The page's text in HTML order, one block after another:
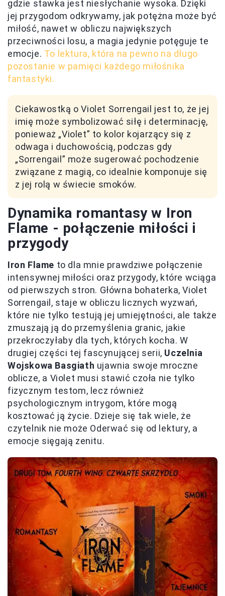
gdzie stawka jest niesłychanie wysoka. Dzięki
jej przygodom odkrywamy, jak potężna może być
miłość, nawet w obliczu największych
przeciwności losu, a magia jedynie potęguje te
emocje. To lektura, która na pewno na długo
pozostanie w pamięci każdego miłośnika
fantastyki.
Ciekawostką o Violet Sorrengail jest to, że jej
imię może symbolizować siłę i determinację,
ponieważ „Violet” to kolor kojarzący się z
odwaga i duchowością, podczas gdy
„Sorrengail” może sugerować pochodzenie
związane z magią, co idealnie komponuje się
z jej rolą w świecie smoków.
Dynamika romantasy w Iron
Flame - połączenie miłości i
przygody
Iron Flame to dla mnie prawdziwe połączenie
intensywnej miłości oraz przygody, które wciąga
od pierwszych stron. Główna bohaterka, Violet
Sorrengail, staje w obliczu licznych wyzwań,
które nie tylko testują jej umiejętności, ale także
zmuszają ją do przemyślenia granic, jakie
przekroczyłaby dla tych, których kocha. W
drugiej części tej fascynującej serii, Uczelnia
Wojskowa Basgiath ujawnia swoje mroczne
oblicze, a Violet musi stawić czoła nie tylko
fizycznym testom, lecz również
psychologicznym intrygom, które mogą
kosztować ją życie. Dzieje się tak wiele, że
czytelnik nie może Oderwać się od lektury, a
emocje sięgają zenitu.